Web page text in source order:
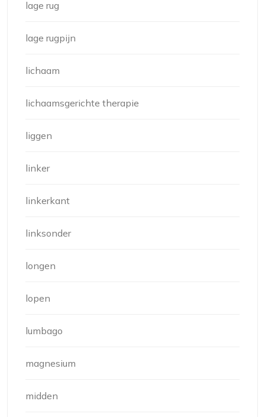
lage rug
lage rugpijn
lichaam
lichaamsgerichte therapie
liggen
linker
linkerkant
linksonder
longen
lopen
lumbago
magnesium
midden